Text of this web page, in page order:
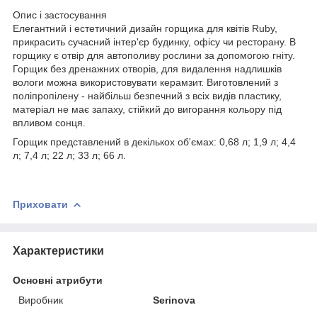
Опис і застосування
Елегантний і естетичний дизайн горщика для квітів Ruby,
прикрасить сучасний інтер'єр будинку, офісу чи ресторану. В
горщику є отвір для автополиву рослини за допомогою гніту.
Горщик без дренажних отворів, для видалення надлишків
вологи можна використовувати керамзит. Виготовлений з
поліпропілену - найбільш безпечний з всіх видів пластику,
матеріал не має запаху, стійкий до вигорання кольору під
впливом сонця.
Горщик представлений в декількох об'ємах: 0,68 л; 1,9 л; 4,4
л; 7,4 л; 22 л; 33 л; 66 л.
Приховати
Характеристики
Основні атрибути
Виробник
Serinova